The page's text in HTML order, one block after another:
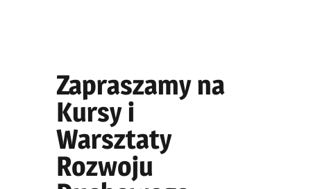
Zapraszamy na
Kursy i
Warsztaty
Rozwoju